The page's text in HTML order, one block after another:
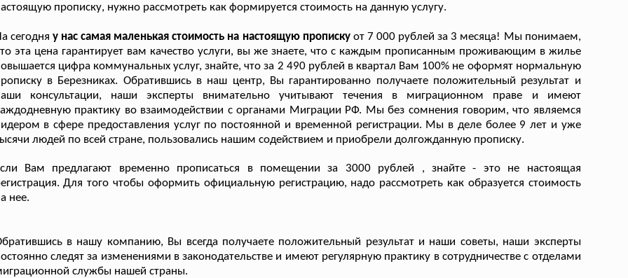
прописку, нужно рассмотреть как формируется стоимость на данную услугу.
сегодня у нас самая маленькая стоимость на настоящую прописку от 7 000 рублей за 3 месяца! Мы понимаем,
эта цена гарантирует вам качество услуги, вы же знаете, что с каждым прописанным проживающим в жилье
цифра коммунальных услуг, знайте, что за 2 490 рублей в квартал Вам 100% не оформят нормальную
в Березниках. Обратившись в наш центр, Вы гарантированно получаете положительный результат и
консультации, наши эксперты внимательно учитывают течения в миграционном праве и имеют
практику во взаимодействии с органами Миграции РФ. Мы без сомнения говорим, что являемся
в сфере предоставления услуг по постоянной и временной регистрации. Мы в деле более 9 лет и уже
людей по всей стране, пользовались нашим содействием и приобрели долгожданную прописку.
Вам предлагают временно прописаться в помещении за 3000 рублей , знайте - это не настоящая
Для того чтобы оформить официальную регистрацию, надо рассмотреть как образуется стоимость
нее.
в нашу компанию, Вы всегда получаете положительный результат и наши советы, наши эксперты
следят за изменениями в законодательстве и имеют регулярную практику в сотрудничестве с отделами
службы нашей страны.